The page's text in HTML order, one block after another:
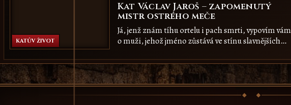
KATŮV ŽIVOT
Kat Václav Jaroš – zapomenutý
mistr ostrého meče
Já, jenž znám tíhu ortelu i pach smrti, vypovím vám
o muži, jehož jméno zůstává ve stínu slavnějších…